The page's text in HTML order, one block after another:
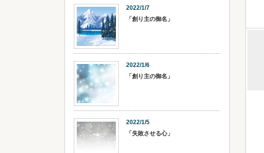
2022/1/7
「創り主の御名」
2022/1/6
「創り主の御名」
2022/1/5
「失敗させる心」